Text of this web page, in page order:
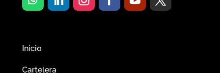
Inicio
Cartelera